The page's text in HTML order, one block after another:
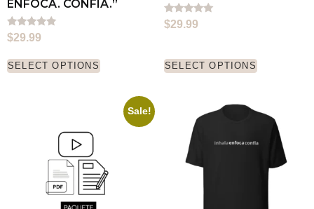
ENFOCA. CONFÍA.”
Rated
5.00
$29.99
SELECT OPTIONS
Rated
5.00
$29.99
SELECT OPTIONS
Sale!